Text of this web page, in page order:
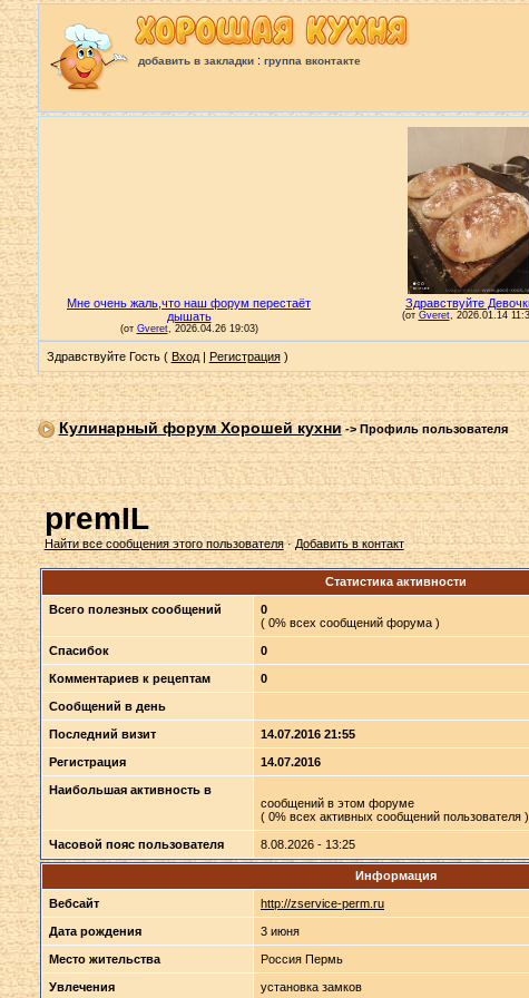
добавить в закладки: группа вконтакте
Здравствуйте Гость ( Вход| Регистрация)
Кулинарный форум Хорошей кухни->Профиль пользователя
premIL
Найти все сообщения этого пользователя·Добавить в контакт
Статистика активности
Всего полезных сообщений
0
( 0% всех сообщений форума )
Спасибок 0
Комментариев к рецептам 0
Сообщений в день
Последний визит 14.07.2016 21:55
Регистрация 14.07.2016
Наибольшая активность в
сообщений в этом форуме
( 0% всех активных сообщений пользователя )
Часовой пояс пользователя 8.08.2026 - 13:25
Информация
Вебсайт http://zservice-perm.ru
Дата рождения 3 июня
Место жительства Россия Пермь
Увлечения установка замков